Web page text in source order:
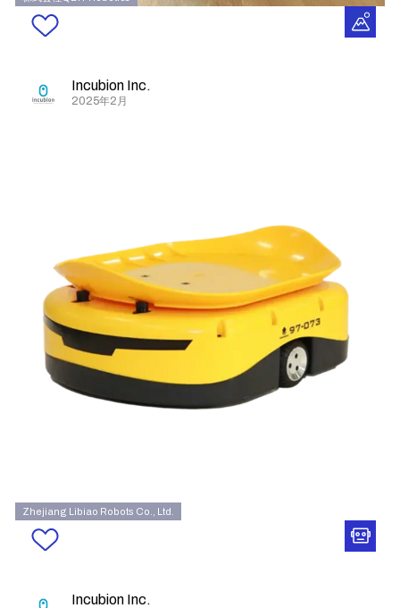
Incubion Inc.
2025年2月
Zhejiang Libiao Robots Co., Ltd.
Incubion Inc.